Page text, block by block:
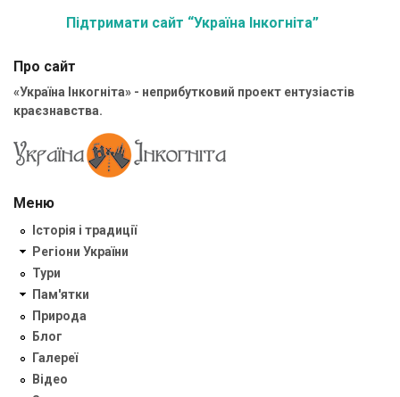
Підтримати сайт “Україна Інкогніта”
Про сайт
«Україна Інкогніта» - неприбутковий проект ентузіастів
краєзнавства.
Меню
Історія і традиції
Регіони України
Тури
Пам'ятки
Природа
Блог
Галереї
Відео